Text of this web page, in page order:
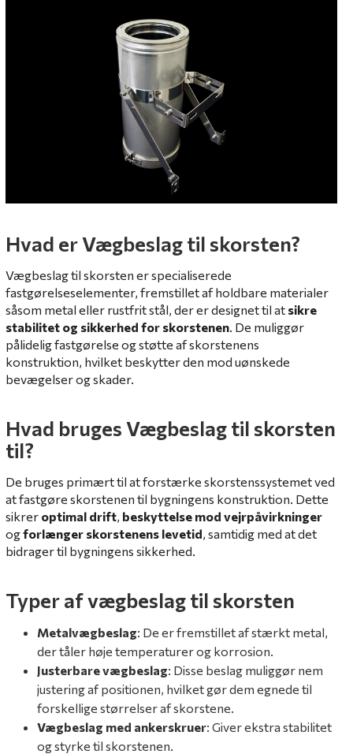
Hvad er Vægbeslag til skorsten?
Vægbeslag til skorsten er specialiserede
fastgørelseselementer, fremstillet af holdbare materialer
såsom metal eller rustfrit stål, der er designet til at sikre
stabilitet og sikkerhed for skorstenen . De muliggør
pålidelig fastgørelse og støtte af skorstenens
konstruktion, hvilket beskytter den mod uønskede
bevægelser og skader.
Hvad bruges Vægbeslag til skorsten
til?
De bruges primært til at forstærke skorstenssystemet ved
at fastgøre skorstenen til bygningens konstruktion. Dette
sikrer optimal drift, beskyttelse mod vejrpåvirkninger
ogforlænger skorstenens levetid, samtidig med at det
bidrager til bygningens sikkerhed.
Typer af vægbeslag til skorsten
Metalvægbeslag: De er fremstillet af stærkt metal,
der tåler høje temperaturer og korrosion.
Justerbare vægbeslag: Disse beslag muliggør nem
justering af positionen, hvilket gør dem egnede til
forskellige størrelser af skorstene.
Vægbeslag med ankerskruer: Giver ekstra stabilitet
og styrke til skorstenen.